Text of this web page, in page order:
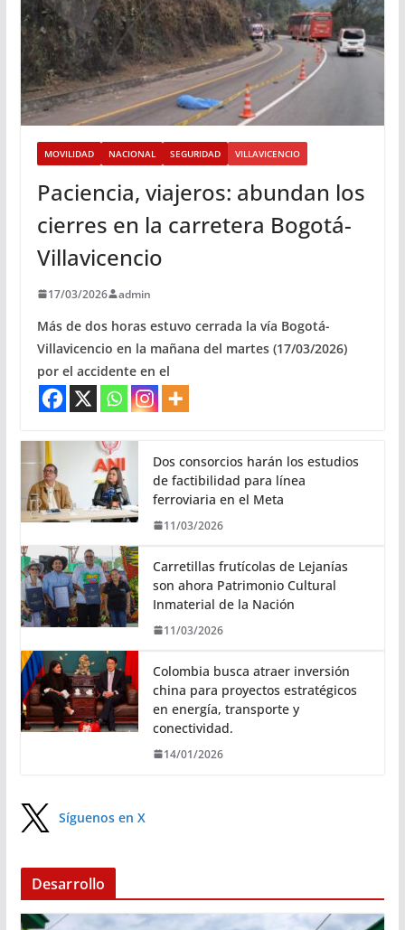
MOVILIDAD NACIONAL SEGURIDAD VILLAVICENCIO
Paciencia, viajeros: abundan los
cierres en la carretera Bogotá-
Villavicencio
17/03/2026 admin
Más de dos horas estuvo cerrada la vía Bogotá-
Villavicencio en la mañana del martes (17/03/2026)
por el accidente en el
Dos consorcios harán los estudios
de factibilidad para línea
ferroviaria en el Meta
11/03/2026
Carretillas frutícolas de Lejanías
son ahora Patrimonio Cultural
Inmaterial de la Nación
11/03/2026
Colombia busca atraer inversión
china para proyectos estratégicos
en energía, transporte y
conectividad.
14/01/2026
Síguenos en X
Desarrollo